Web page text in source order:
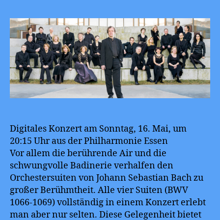
Digitales Konzert am Sonntag, 16. Mai, um
20:15 Uhr aus der Philharmonie Essen
Vor allem die berührende Air und die
schwungvolle Badinerie verhalfen den
Orchestersuiten von Johann Sebastian Bach zu
großer Berühmtheit. Alle vier Suiten (BWV
1066-1069) vollständig in einem Konzert erlebt
man aber nur selten. Diese Gelegenheit bietet